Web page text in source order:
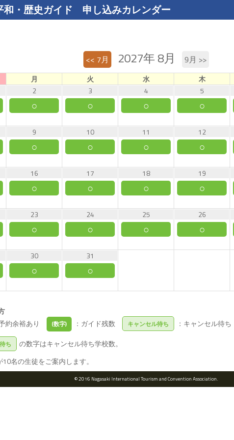
和・歴史ガイド 申し込みカレンダー
<< 7月 2027年 8月 9月 >>
月 火 水 木
2
○
3
○
4
○
5
○
9
○
10
○
11
○
12
○
16
○
17
○
18
○
19
○
23
○
24
○
25
○
26
○
30
○
31
○
約余裕あり (数字) ：ガイド残数 キャンセル待ち ：キャンセル待ち
ち
の数字はキャンセル待ち学校数。
名の生徒をご案内します。
© 2016 Nagasaki International Tourism and Convention Association.